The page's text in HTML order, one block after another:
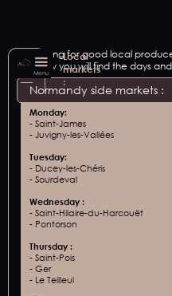
Local
markets
:
Menu
Looking for good local
Below you will find the days
Normandy side markets :
Monday:
- Saint-James
- Juvigny-les-Vallées
Tuesday:
- Ducey-les-Chéris
- Sourdeval
Wednesday :‍
- Saint-Hilaire-du-Harcouët
- Pontorson
Thursday :
- Saint-Pois
- Ger
- Le Teilleul